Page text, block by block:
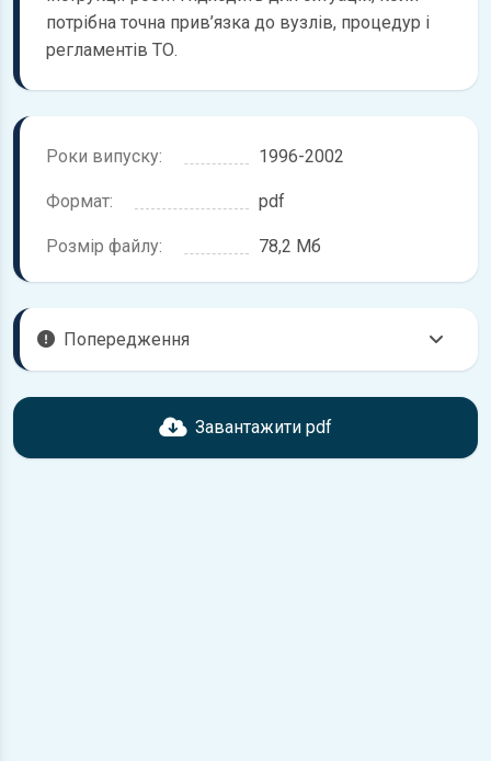
потрібна точна прив’язка до вузлів, процедур і
регламентів ТО.
Роки випуску: 1996-2002
Формат: pdf
Розмір файлу: 78,2 Мб
Попередження
Перед завантаженням ознайомтесь з характеристиками
Skoda Octavia, що надані в книзі. Можливі розбіжності,
Завантажити pdf